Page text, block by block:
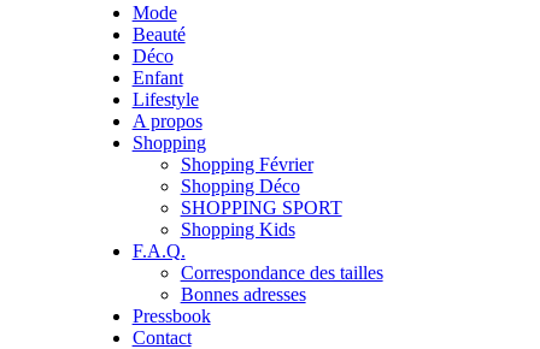
Mode
Beauté
Déco
Enfant
Lifestyle
A propos
Shopping
Shopping Février
Shopping Déco
SHOPPING SPORT
Shopping Kids
F.A.Q.
Correspondance des tailles
Bonnes adresses
Pressbook
Contact